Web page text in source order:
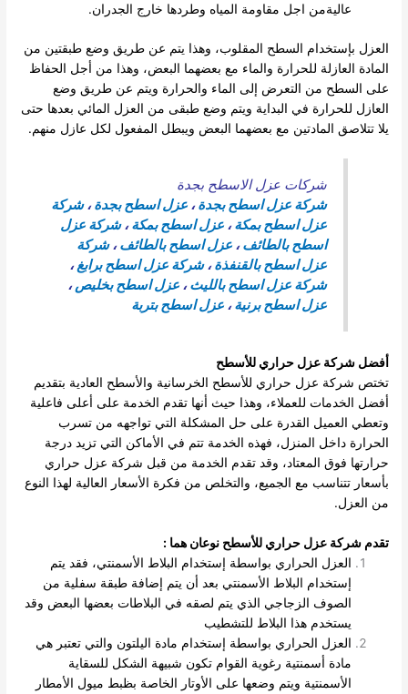
عاليةمن اجل مقاومة المياه وطردها خارج الجدران.
العزل بإستخدام السطح المقلوب، وهذا يتم عن طريق وضع طبقتين من
المادة العازلة للحرارة والماء مع بعضهما البعض، وهذا من أجل الحفاظ
على السطح من التعرض إلى الماء والحرارة ويتم عن طريق وضع
العازل للحرارة في البداية ويتم وضع طبقى من العزل المائي بعدها حتى
يلا تتلاصق المادتين مع بعضهما البعض ويبطل المفعول لكل عازل منهم.
شركات عزل الاسطح بجدة
شركة عزل اسطح بجدة،عزل اسطح بجدة،شركة
عزل اسطح بمكة،عزل اسطح بمكة،شركة عزل
اسطح بالطائف،عزل اسطح بالطائف،شركة
عزل اسطح بالقنفذة،شركة عزل اسطح برابغ،
شركة عزل اسطح بالليث،عزل اسطح بخليص،
عزل اسطح برنية،عزل اسطح بتربة
أفضل شركة عزل حراري للأسطح
تختص شركة عزل حراري للأسطح الخرسانية والأسطح العادية بتقديم
أفضل الخدمات للعملاء، وهذا حيث أنها تقدم الخدمة على أعلى فاعلية
وتعطي العميل القدرة على حل المشكلة التي تواجهه من تسرب
الحرارة داخل المنزل، فهذه الخدمة تتم في الأماكن التي تزيد درجة
حرارتها فوق المعتاد، وقد تقدم الخدمة من قبل شركة عزل حراري
بأسعار تتناسب مع الجميع، والتخلص من فكرة الأسعار العالية لهذا النوع
من العزل.
تقدم شركة عزل حراري للأسطح نوعان هما :
العزل الحراري بواسطة إستخدام البلاط الأسمنتي، فقد يتم
إستخدام البلاط الأسمنتي بعد أن يتم إضافة طبقة سفلية من
الصوف الزجاجي الذي يتم لصقه في البلاطات بعضها البعض وقد
يستخدم هذا البلاط للتشطيب
العزل الحراري بواسطة إستخدام مادة اليلتون والتي تعتبر هي
مادة أسمنتية رغوية القوام تكون شبيهة الشكل للسقاية
الأسمنتية ويتم وضعها على الأوتار الخاصة بظبط ميول الأمطار